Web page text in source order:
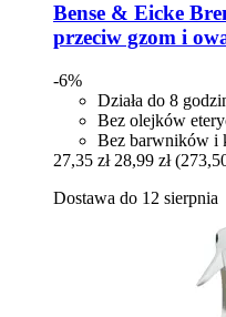
Bense & Eicke
przeciw gzom i
-6%
Działa do 8
Bez olejków
Bez barwników i
27,35 zł 28,99 zł
Dostawa do 12 sierpnia